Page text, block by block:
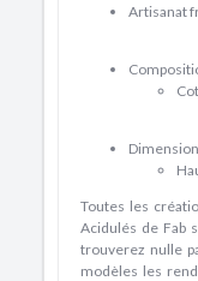
Artisanat
Toutes les
Acidulés de Fab
trouverez nulle
modèles les